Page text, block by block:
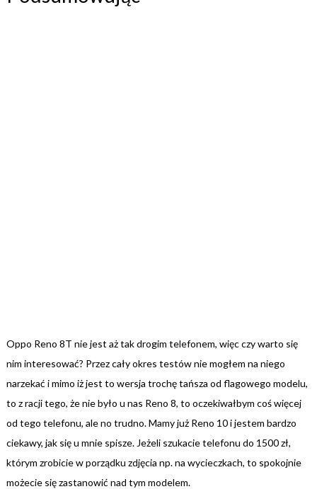
Oppo Reno 8T nie jest aż tak drogim telefonem, więc czy warto się
nim interesować? Przez cały okres testów nie mogłem na niego
narzekać i mimo iż jest to wersja trochę tańsza od flagowego modelu,
to z racji tego, że nie było u nas Reno 8, to oczekiwałbym coś więcej
od tego telefonu, ale no trudno. Mamy już Reno 10 i jestem bardzo
ciekawy, jak się u mnie spisze. Jeżeli szukacie telefonu do 1500 zł,
którym zrobicie w porządku zdjęcia np. na wycieczkach, to spokojnie
możecie się zastanowić nad tym modelem.